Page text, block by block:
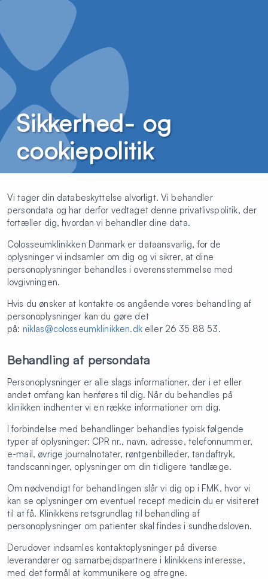
Sikkerhed- og
cookiepolitik
Vi tager din databeskyttelse alvorligt. Vi behandler
persondata og har derfor vedtaget denne privatlivspolitik, der
fortæller dig, hvordan vi behandler dine data.
Colosseumklinikken Danmark er dataansvarlig, for de
oplysninger vi indsamler om dig og vi sikrer, at dine
personoplysninger behandles i overensstemmelse med
lovgivningen.
Hvis du ønsker at kontakte os angående vores behandling af
personoplysninger kan du gøre det
på: niklas@colosseumklinikken.dkeller 26 35 88 53.
Behandling af persondata
Personoplysninger er alle slags informationer, der i et eller
andet omfang kan henføres til dig. Når du behandles på
klinikken indhenter vi en række informationer om dig.
I forbindelse med behandlinger behandles typisk følgende
typer af oplysninger: CPR nr., navn, adresse, telefonnummer,
e-mail, øvrige journalnotater, røntgenbilleder, tandaftryk,
tandscanninger, oplysninger om din tidligere tandlæge.
Om nødvendigt for behandlingen slår vi dig op i FMK, hvor vi
kan se oplysninger om eventuel recept medicin du er visiteret
til at få. Klinikkens retsgrundlag til behandling af
personoplysninger om patienter skal findes i sundhedsloven.
Derudover indsamles kontaktoplysninger på diverse
leverandører og samarbejdspartnere i klinikkens interesse,
med det formål at kommunikere og afregne.